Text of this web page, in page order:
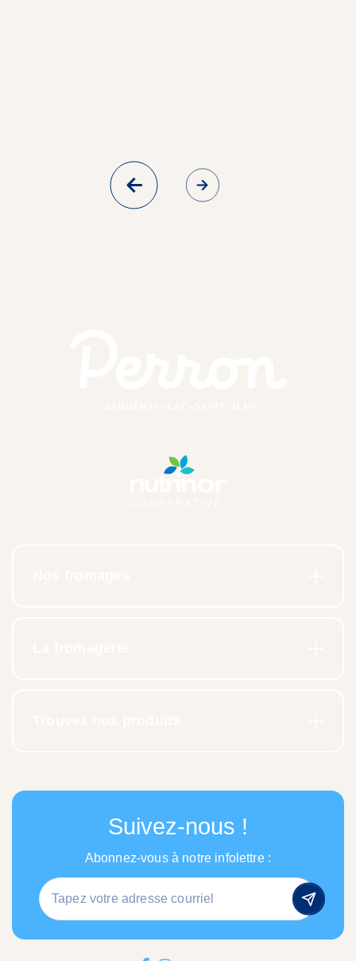
Suivez-nous !
Abonnez-vous à notre infolettre :